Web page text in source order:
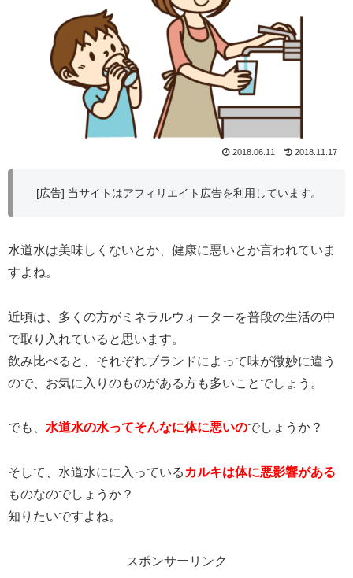
2018.06.11 2018.11.17
[広告] 当サイトはアフィリエイト広告を利用しています。
水道水は美味しくないとか、健康に悪いとか言われていま
すよね。
近頃は、多くの方がミネラルウォーターを普段の生活の中
で取り入れていると思います。
飲み比べると、それぞれブランドによって味が微妙に違う
ので、お気に入りのものがある方も多いことでしょう。
でも、 水道水の水ってそんなに体に悪いのでしょうか？
そして、水道水にに入っている カルキは体に悪影響がある
ものなのでしょうか？
知りたいですよね。
スポンサーリンク